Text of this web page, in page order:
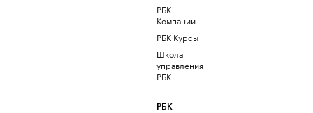
РБК
Компании
РБК Курсы
Школа
управления
РБК
РБК